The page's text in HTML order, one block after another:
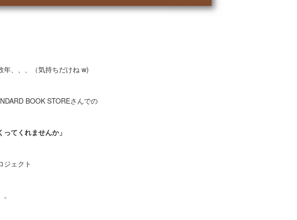
年、、、（気持ちだけね w)
BOOK STOREさんでの
ってくれませんか」
ジェクト